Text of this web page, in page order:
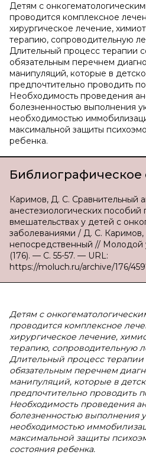
Детям с
проводится комплексное
хирургическое лечение,
терапию, сопроводительную
Длительный процесс терапии
обязательным перечнем
манипуляций, которые в
предпочтительно проводить
Необходимость проведения
болезненностью выполнения
необходимостью
максимальной защиты
ребенка.
Библиографическое
Каримов, Д. С. Сравнительный
анестезиологических пособий
вмешательствах у детей с
заболеваниями / Д. С.
непосредственный //
(176). — С. 55-57. — URL:
https://moluch.ru/archive/176/
Детям с
проводится комплексное
хирургическое лечение,
терапию, сопроводительную
Длительный процесс терапии
обязательным перечнем
манипуляций, которые в
предпочтительно проводить
Необходимость проведения
болезненностью выполнения
необходимостью
максимальной защиты
состояния ребенка.